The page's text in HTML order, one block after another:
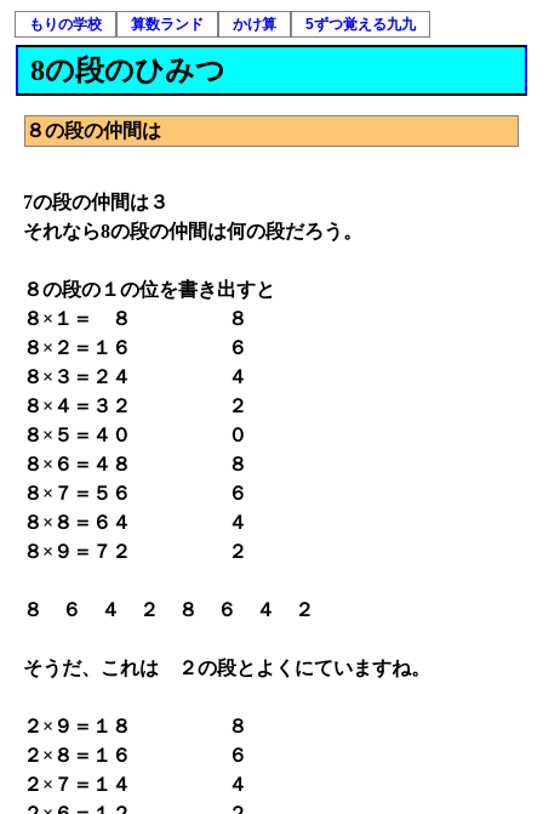
もりの学校 算数ランド かけ算 5ずつ覚える九九
8の段のひみつ
８の段の仲間は
7の段の仲間は３
それなら8の段の仲間は何の段だろう。
８の段の１の位を書き出すと
８×１＝ ８ ８
８×２＝１６ ６
８×３＝２４ ４
８×４＝３２ ２
８×５＝４０ ０
８×６＝４８ ８
８×７＝５６ ６
８×８＝６４ ４
８×９＝７２ ２
８ ６ ４ ２ ８ ６ ４ ２
そうだ、これは ２の段とよくにていますね。
２×９＝１８ ８
２×８＝１６ ６
２×７＝１４ ４